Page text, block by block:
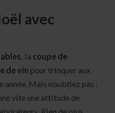
avec
la coupe de
de vin pour trinquer aux
Mais n’oubliez pas :
vite une attitude de